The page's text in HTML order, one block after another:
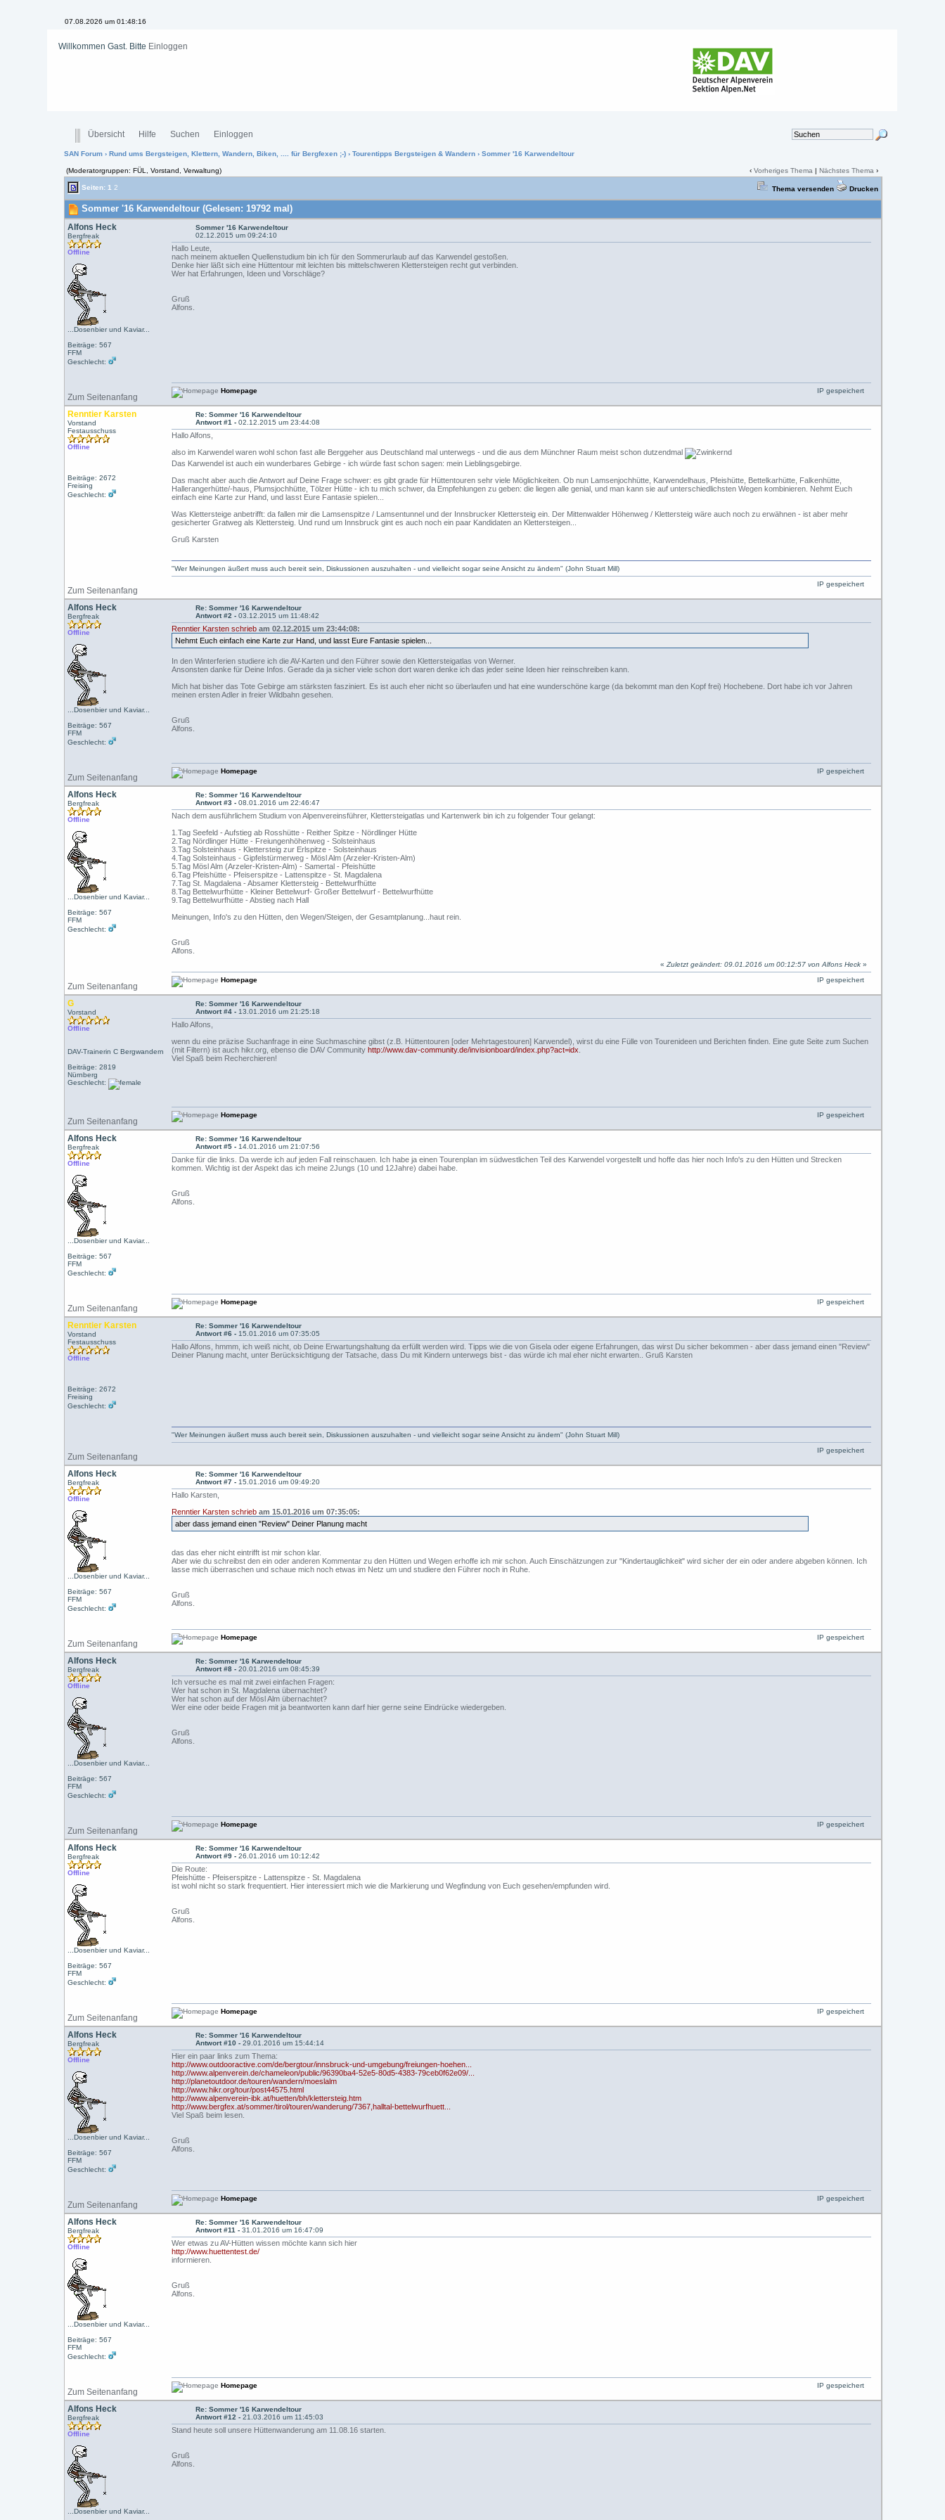
07.08.2026 um 01:48:17
Willkommen Gast. Bitte Einloggen
Übersicht Hilfe Suchen Einloggen
SAN Forum ›Rund ums Bergsteigen, Klettern, Wandern, Biken, .... für Bergfexen ;-) ›Tourentipps Bergsteigen & Wandern › Sommer '16 Karwendeltour
(Moderatorgruppen: FÜL, Vorstand, Verwaltung) ‹Vorheriges Thema |Nächstes Thema ›
Seiten: 1 2 Thema versenden Drucken
Sommer '16 Karwendeltour (Gelesen: 19792 mal)
Alfons Heck
Bergfreak
Offline
...Dosenbier und Kaviar...
Beiträge: 567
FFM
Geschlecht:
Sommer '16 Karwendeltour
02.12.2015 um 09:24:10
Hallo Leute,
nach meinem aktuellen Quellenstudium bin ich für den Sommerurlaub auf das Karwendel gestoßen.
Denke hier läßt sich eine Hüttentour mit leichten bis mittelschweren Klettersteigen recht gut verbinden.
Wer hat Erfahrungen, Ideen und Vorschläge?
Gruß
Alfons.
Zum Seitenanfang
Homepage IP gespeichert
Renntier Karsten
Vorstand
Festausschuss
Offline
Beiträge: 2672
Freising
Geschlecht:
Re: Sommer '16 Karwendeltour
Antwort #1 -02.12.2015 um 23:44:08
Hallo Alfons,
also im Karwendel waren wohl schon fast alle Berggeher aus Deutschland mal unterwegs - und die aus dem Münchner Raum meist schon dutzendmal
Das Karwendel ist auch ein wunderbares Gebirge - ich würde fast schon sagen: mein Lieblingsgebirge.
Das macht aber auch die Antwort auf Deine Frage schwer: es gibt grade für Hüttentouren sehr viele Möglichkeiten. Ob nun Lamsenjochhütte, Karwendelhaus, Pfeishütte, Bettelkarhütte, Falkenhütte,
Hallerangerhütte/-haus, Plumsjochhütte, Tölzer Hütte - ich tu mich schwer, da Empfehlungen zu geben: die liegen alle genial, und man kann sie auf unterschiedlichsten Wegen kombinieren. Nehmt Euch
einfach eine Karte zur Hand, und lasst Eure Fantasie spielen...
Was Klettersteige anbetrifft: da fallen mir die Lamsenspitze / Lamsentunnel und der Innsbrucker Klettersteig ein. Der Mittenwalder Höhenweg / Klettersteig wäre auch noch zu erwähnen - ist aber mehr
gesicherter Gratweg als Klettersteig. Und rund um Innsbruck gint es auch noch ein paar Kandidaten an Klettersteigen...
Gruß Karsten
Zum Seitenanfang
"Wer Meinungen äußert muss auch bereit sein, Diskussionen auszuhalten - und vielleicht sogar seine Ansicht zu ändern" (John Stuart Mill)
IP gespeichert
Alfons Heck
Bergfreak
Offline
...Dosenbier und Kaviar...
Beiträge: 567
FFM
Geschlecht:
Re: Sommer '16 Karwendeltour
Antwort #2 -03.12.2015 um 11:48:42
Renntier Karsten schrieb am 02.12.2015 um 23:44:08:
Nehmt Euch einfach eine Karte zur Hand, und lasst Eure Fantasie spielen...
In den Winterferien studiere ich die AV-Karten und den Führer sowie den Klettersteigatlas von Werner.
Ansonsten danke für Deine Infos. Gerade da ja sicher viele schon dort waren denke ich das jeder seine Ideen hier reinschreiben kann.
Mich hat bisher das Tote Gebirge am stärksten fasziniert. Es ist auch eher nicht so überlaufen und hat eine wunderschöne karge (da bekommt man den Kopf frei) Hochebene. Dort habe ich vor Jahren
meinen ersten Adler in freier Wildbahn gesehen.
Gruß
Alfons.
Zum Seitenanfang
Homepage IP gespeichert
Alfons Heck
Bergfreak
Offline
...Dosenbier und Kaviar...
Beiträge: 567
FFM
Geschlecht:
Re: Sommer '16 Karwendeltour
Antwort #3 -08.01.2016 um 22:46:47
Nach dem ausführlichem Studium von Alpenvereinsführer, Klettersteigatlas und Kartenwerk bin ich zu folgender Tour gelangt:
1.Tag Seefeld - Aufstieg ab Rosshütte - Reither Spitze - Nördlinger Hütte
2.Tag Nördlinger Hütte - Freiungenhöhenweg - Solsteinhaus
3.Tag Solsteinhaus - Klettersteig zur Erlspitze - Solsteinhaus
4.Tag Solsteinhaus - Gipfelstürmerweg - Mösl Alm (Arzeler-Kristen-Alm)
5.Tag Mösl Alm (Arzeler-Kristen-Alm) - Samertal - Pfeishütte
6.Tag Pfeishütte - Pfeiserspitze - Lattenspitze - St. Magdalena
7.Tag St. Magdalena - Absamer Klettersteig - Bettelwurfhütte
8.Tag Bettelwurfhütte - Kleiner Bettelwurf- Großer Bettelwurf - Bettelwurfhütte
9.Tag Bettelwurfhütte - Abstieg nach Hall
Meinungen, Info's zu den Hütten, den Wegen/Steigen, der Gesamtplanung...haut rein.
Gruß
Alfons.
Zum Seitenanfang
«Zuletzt geändert: 09.01.2016 um 00:12:57 von Alfons Heck »
Homepage
IP gespeichert
G
Vorstand
Offline
DAV-Trainerin C Bergwandern
Beiträge: 2819
Nürnberg
Geschlecht:
Re: Sommer '16 Karwendeltour
Antwort #4 - 13.01.2016 um 21:25:18
Hallo Alfons,
wenn du eine präzise Suchanfrage in eine Suchmaschine gibst (z.B. Hüttentouren [oder Mehrtagestouren] Karwendel), wirst du eine Fülle von Tourenideen und Berichten finden. Eine gute Seite zum Suchen
(mit Filtern) ist auch hikr.org, ebenso die DAV Communityhttp://www.dav-community.de/invisionboard/index.php?act=idx
Viel Spaß beim Recherchieren!
Zum Seitenanfang
Homepage IP gespeichert
Alfons Heck
Bergfreak
Offline
...Dosenbier und Kaviar...
Beiträge: 567
FFM
Geschlecht:
Re: Sommer '16 Karwendeltour
Antwort #5 - 14.01.2016 um 21:07:56
Danke für die links. Da werde ich auf jeden Fall reinschauen. Ich habe ja einen Tourenplan im südwestlichen Teil des Karwendel vorgestellt und hoffe das hier noch Info's zu den Hütten und Strecken
kommen. Wichtig ist der Aspekt das ich meine 2Jungs (10 und 12Jahre) dabei habe.
Gruß
Alfons.
Zum Seitenanfang
Homepage IP gespeichert
Renntier Karsten
Vorstand
Festausschuss
Offline
Beiträge: 2672
Freising
Geschlecht:
Re: Sommer '16 Karwendeltour
Antwort #6 - 15.01.2016 um 07:35:05
Hallo Alfons, hmmm, ich weiß nicht, ob Deine Erwartungshaltung da erfüllt werden wird. Tipps wie die von Gisela oder eigene Erfahrungen, das wirst Du sicher bekommen - aber dass jemand einen "Review"
Deiner Planung macht, unter Berücksichtigung der Tatsache, dass Du mit Kindern unterwegs bist - das würde ich mal eher nicht erwarten.. Gruß Karsten
Zum Seitenanfang
"Wer Meinungen äußert muss auch bereit sein, Diskussionen auszuhalten - und vielleicht sogar seine Ansicht zu ändern" (John Stuart Mill)
IP gespeichert
Alfons Heck
Bergfreak
Offline
...Dosenbier und Kaviar...
Beiträge: 567
FFM
Geschlecht:
Re: Sommer '16 Karwendeltour
Antwort #7 - 15.01.2016 um 09:49:20
Hallo Karsten,
Renntier Karsten schrieb am 15.01.2016 um 07:35:05:
aber dass jemand einen "Review" Deiner Planung macht
das das eher nicht eintrifft ist mir schon klar.
Aber wie du schreibst den ein oder anderen Kommentar zu den Hütten und Wegen erhoffe ich mir schon. Auch Einschätzungen zur "Kindertauglichkeit" wird sicher der ein oder andere abgeben können. Ich
lasse mich überraschen und schaue mich noch etwas im Netz um und studiere den Führer noch in Ruhe.
Gruß
Alfons.
Zum Seitenanfang
Homepage IP gespeichert
Alfons Heck
Bergfreak
Offline
...Dosenbier und Kaviar...
Beiträge: 567
FFM
Geschlecht:
Re: Sommer '16 Karwendeltour
Antwort #8 -20.01.2016 um 08:45:39
Ich versuche es mal mit zwei einfachen Fragen:
Wer hat schon in St. Magdalena übernachtet?
Wer hat schon auf der Mösl Alm übernachtet?
Wer eine oder beide Fragen mit ja beantworten kann darf hier gerne seine Eindrücke wiedergeben.
Gruß
Alfons.
Zum Seitenanfang
Homepage IP gespeichert
Alfons Heck
Bergfreak
Offline
...Dosenbier und Kaviar...
Beiträge: 567
FFM
Geschlecht:
Re: Sommer '16 Karwendeltour
Antwort #9 -26.01.2016 um 10:12:42
Die Route:
Pfeishütte - Pfeiserspitze - Lattenspitze - St. Magdalena
ist wohl nicht so stark frequentiert. Hier interessiert mich wie die Markierung und Wegfindung von Euch gesehen/empfunden wird.
Gruß
Alfons.
Zum Seitenanfang
Homepage IP gespeichert
Alfons Heck
Bergfreak
Offline
...Dosenbier und Kaviar...
Beiträge: 567
FFM
Geschlecht:
Re: Sommer '16 Karwendeltour
Antwort #10 -29.01.2016 um 15:44:14
Hier ein paar links zum Thema:
http://www.outdooractive.com/de/bergtour/innsbruck-und-umgebung/freiungen-hoehen...
http://www.alpenverein.de/chameleon/public/96390ba4-52e5-80d5-4383-79ceb0f62e09/...
http://planetoutdoor.de/touren/wandern/moeslalm
http://www.hikr.org/tour/post44575.html
http://www.alpenverein-ibk.at/huetten/bh/klettersteig.htm
http://www.bergfex.at/sommer/tirol/touren/wanderung/7367,halltal-bettelwurfhuett...
Viel Spaß beim lesen.
Gruß
Alfons.
Zum Seitenanfang
Homepage IP gespeichert
Alfons Heck
Bergfreak
Offline
...Dosenbier und Kaviar...
Beiträge: 567
FFM
Geschlecht:
Re: Sommer '16 Karwendeltour
Antwort #11 -31.01.2016 um 16:47:09
Wer etwas zu AV-Hütten wissen möchte kann sich hier
http://www.huettentest.de/
informieren.
Gruß
Alfons.
Zum Seitenanfang
Homepage IP gespeichert
Alfons Heck
Bergfreak
Offline
...Dosenbier und Kaviar...
Re: Sommer '16 Karwendeltour
Antwort #12 -21.03.2016 um 11:45:03
Stand heute soll unsere Hüttenwanderung am 11.08.16 starten.
Gruß
Alfons.